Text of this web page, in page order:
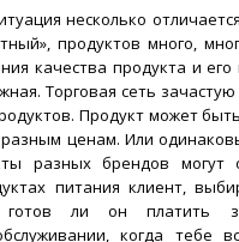
несколько
продуктов много,
качества продукта и
Торговая сеть
Продукт может
ценам. Или
разных брендов могут
питания клиент,
ли он платить
когда тебе